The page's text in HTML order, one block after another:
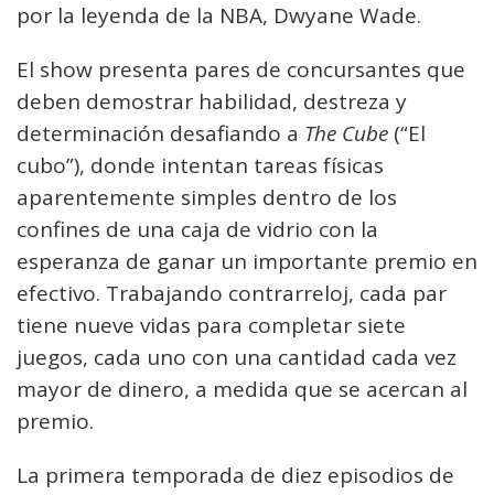
por la leyenda de la NBA, Dwyane Wade.
El show presenta pares de concursantes que
deben demostrar habilidad, destreza y
determinación desafiando a The Cube (“El
cubo”), donde intentan tareas físicas
aparentemente simples dentro de los
confines de una caja de vidrio con la
esperanza de ganar un importante premio en
efectivo. Trabajando contrarreloj, cada par
tiene nueve vidas para completar siete
juegos, cada uno con una cantidad cada vez
mayor de dinero, a medida que se acercan al
premio.
La primera temporada de diez episodios de